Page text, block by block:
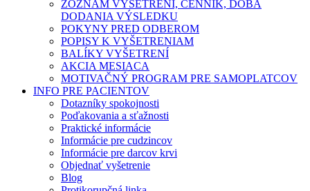
ZOZNAM VYŠETRENÍ, CENNÍK, DOBA
DODANIA VÝSLEDKU
POKYNY PRED ODBEROM
POPISY K VYŠETRENIAM
BALÍKY VYŠETRENÍ
AKCIA MESIACA
MOTIVAČNÝ PROGRAM PRE SAMOPLATCOV
INFO PRE PACIENTOV
Dotazníky spokojnosti
Poďakovania a sťažnosti
Praktické informácie
Informácie pre cudzincov
Informácie pre darcov krvi
Objednať vyšetrenie
Blog